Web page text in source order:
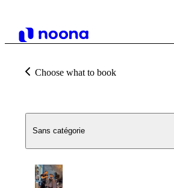
Choose what to book
Sans catégorie